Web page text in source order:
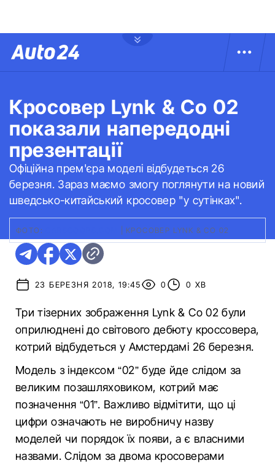
Кросовер Lynk & Co 02
показали напередодні
презентації
Офіційна прем'єра моделі відбудеться 26
березня. Зараз маємо змогу поглянути на новий
шведсько-китайський кросовер "у сутінках".
ФОТО: КРОСОВЕР LYNK & CO 02
23 БЕРЕЗНЯ 2018, 19:45 0 0 ХВ
Три тізерних зображення Lynk & Co 02 були
оприлюднені до світового дебюту кроссовера,
котрий відбудеться у Амстердамі 26 березня.
Модель з індексом “02” буде йде слідом за
великим позашляховиком, котрий має
позначення “01”. Важливо відмітити, що ці
цифри означають не виробничу назву
моделей чи порядок їх появи, а є власними
назвами. Слідом за двома кросоверами